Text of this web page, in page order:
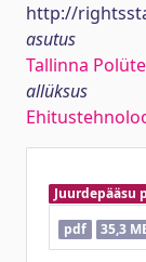
http://
asutus
Tallinna
allüksus
Juurdepääsu
pdf
35,3